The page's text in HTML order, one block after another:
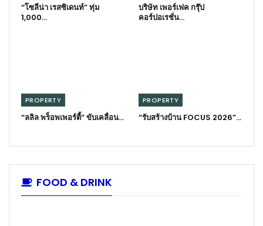
“โซลีน่า เรสซิเดนท์” ทุ่ม
1,000…
บริษัท เพอร์เฟค กรุ๊ป
คอร์ปอเรชั่น…
PROPERTY
“ลลิล พร็อพเพอร์ตี้” ขับเคลื่อน…
PROPERTY
“รับสร้างบ้าน FOCUS 2026”…
FOOD & DRINK